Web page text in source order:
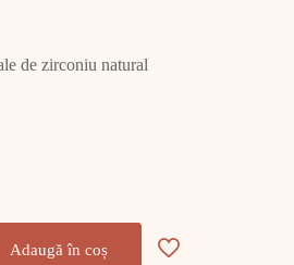
de zirconiu natural
Adaugă în coș